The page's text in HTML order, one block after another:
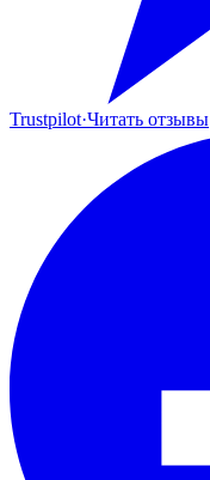
Trustpilot·Читать отзывы